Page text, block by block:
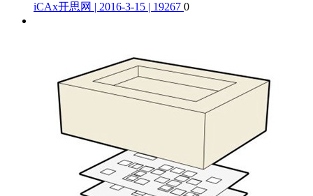
iCAx开思网 | 2016-3-15 | 19267 0